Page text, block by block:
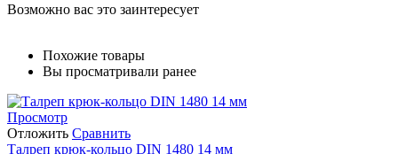
Возможно вас это заинтересует
Похожие товары
Вы просматривали ранее
Просмотр
Отложить Сравнить
Талреп крюк-кольцо DIN 1480 14 мм